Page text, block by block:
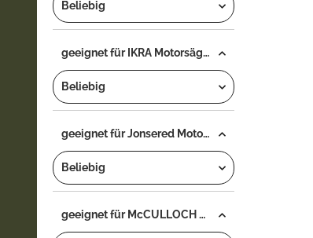
Beliebig
geeignet für IKRA Motorsäge...
Beliebig
geeignet für Jonsered Motorsäge...
Beliebig
geeignet für McCULLOCH Motorsäge...